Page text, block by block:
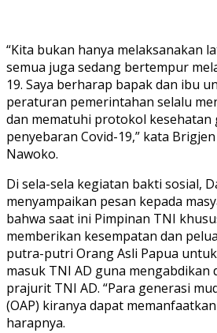
“Kita bukan hanya melaksanakan
semua juga sedang bertempur
19. Saya berharap bapak dan ibu
peraturan pemerintahan selalu
dan mematuhi protokol kesehatan
penyebaran Covid-19,” kata
Nawoko.
Di sela-sela kegiatan bakti sosial,
menyampaikan pesan kepada
bahwa saat ini Pimpinan TNI
memberikan kesempatan dan
putra-putri Orang Asli Papua
masuk TNI AD guna mengabdikan
prajurit TNI AD. “Para generasi
(OAP) kiranya dapat
harapnya.